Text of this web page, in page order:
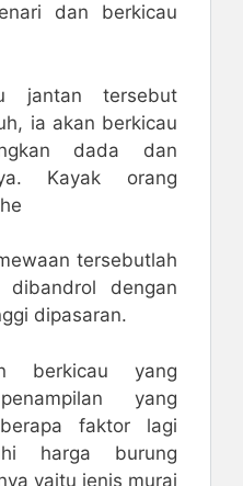
dan berkicau
jantan tersebut
ia akan berkicau
dada dan
Kayak orang
tersebutlah
dengan
dipasaran.
berkicau yang
yang
faktor lagi
harga burung
yaitu jenis murai